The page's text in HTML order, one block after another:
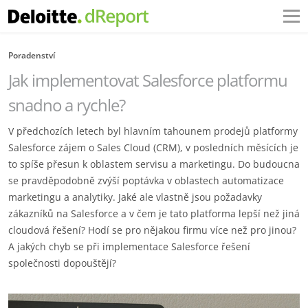
Poradenství
Jak implementovat Salesforce platformu
snadno a rychle?
V předchozích letech byl hlavním tahounem prodejů platformy
Salesforce zájem o Sales Cloud (CRM), v posledních měsících je
to spíše přesun k oblastem servisu a marketingu. Do budoucna
se pravděpodobně zvýší poptávka v oblastech automatizace
marketingu a analytiky. Jaké ale vlastně jsou požadavky
zákazníků na Salesforce a v čem je tato platforma lepší než jiná
cloudová řešení? Hodí se pro nějakou firmu více než pro jinou?
A jakých chyb se při implementace Salesforce řešení
společnosti dopouštějí?